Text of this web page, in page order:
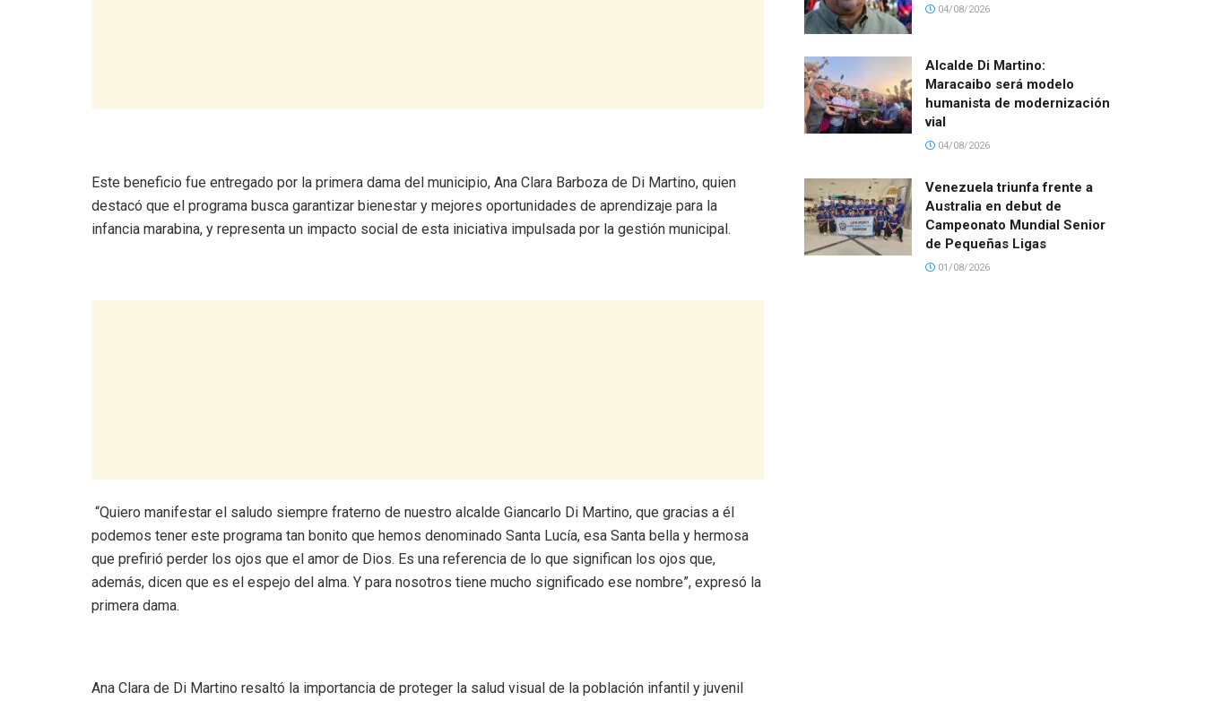
‎Este beneficio fue entregado por la primera dama del municipio, Ana Clara Barboza de Di Martino, quien
destacó que el programa busca garantizar bienestar y mejores oportunidades de aprendizaje para la
infancia marabina, y representa un impacto social de esta iniciativa impulsada por la gestión municipal.
‎ “Quiero manifestar el saludo siempre fraterno de nuestro alcalde Giancarlo Di Martino, que gracias a él
podemos tener este programa tan bonito que hemos denominado Santa Lucía, esa Santa bella y hermosa
que prefirió perder los ojos que el amor de Dios. Es una referencia de lo que significan los ojos que,
además, dicen que es el espejo del alma. Y para nosotros tiene mucho significado ese nombre”, expresó la
primera dama.
Ana Clara de Di Martino resaltó la importancia de proteger la salud visual de la población infantil y juvenil
04/08/2026
Alcalde Di Martino:
Maracaibo será modelo
humanista de modernización
vial
04/08/2026
Venezuela triunfa frente a
Australia en debut de
Campeonato Mundial Senior
de Pequeñas Ligas
01/08/2026